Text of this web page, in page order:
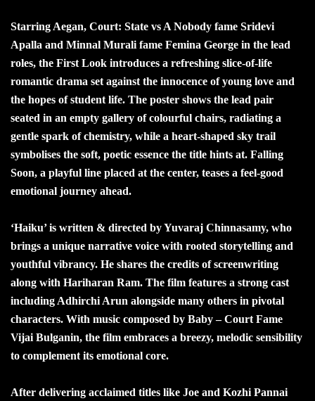
Starring Aegan, Court: State vs A Nobody fame Sridevi
Apalla and Minnal Murali fame Femina George in the lead
roles, the First Look introduces a refreshing slice-of-life
romantic drama set against the innocence of young love and
the hopes of student life. The poster shows the lead pair
seated in an empty gallery of colourful chairs, radiating a
gentle spark of chemistry, while a heart-shaped sky trail
symbolises the soft, poetic essence the title hints at. Falling
Soon, a playful line placed at the center, teases a feel-good
emotional journey ahead.
‘Haiku’ is written & directed by Yuvaraj Chinnasamy, who
brings a unique narrative voice with rooted storytelling and
youthful vibrancy. He shares the credits of screenwriting
along with Hariharan Ram. The film features a strong cast
including Adhirchi Arun alongside many others in pivotal
characters. With music composed by Baby – Court Fame
Vijai Bulganin, the film embraces a breezy, melodic sensibility
to complement its emotional core.
After delivering acclaimed titles like Joe and Kozhi Pannai